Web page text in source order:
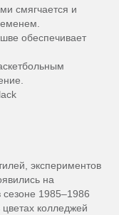
смягчается и
обеспечивает
экспериментов
на
1985–1986
колледжей